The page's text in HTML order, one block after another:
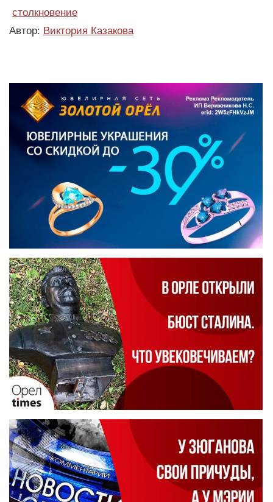
столкновение
Автор: Виктория Казакова